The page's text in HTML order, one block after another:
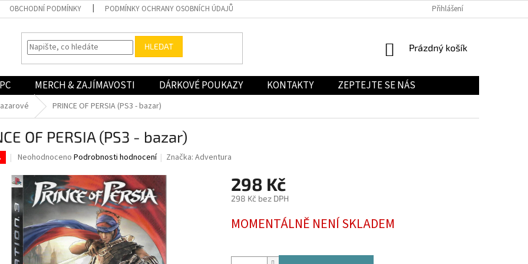
OBCHODNÍ PODMÍNKY PODMÍNKY OCHRANY OSOBNÍCH ÚDAJŮ Přihlášení
HLEDAT
NÁKUPNÍ
Prázdný košík
PC MERCH & ZAJÍMAVOSTI DÁRKOVÉ POUKAZY KONTAKTY ZEPTEJTE SE NÁS
PRINCE OF PERSIA (PS3 - bazar)
OF PERSIA (PS3 - bazar)
Průměrné
produktu
je
0,0
z
5
hvězdiček.
Neohodnoceno Podrobnosti hodnocení Značka:Adventura
298 Kč
298 Kč bez DPH
cena:
MOMENTÁLNĚ NENÍ SKLADEM